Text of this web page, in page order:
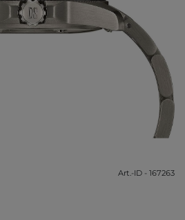
Art.-ID - 167263